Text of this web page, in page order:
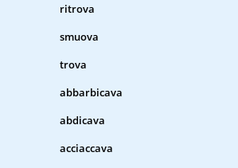
ritrova
smuova
trova
abbarbicava
abdicava
acciaccava